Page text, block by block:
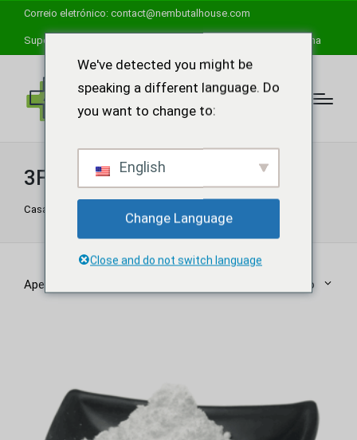
Correio eletrónico: contact@nembutalhouse.com
Suporte de ajuda disponível 24 horas por dia, 7 dias por semana
3FA powder wiki
Casa
Apenas um resultado Ordenação padrão
We've detected you might be
speaking a different language. Do
you want to change to:
English
Change Language
Close and do not switch language